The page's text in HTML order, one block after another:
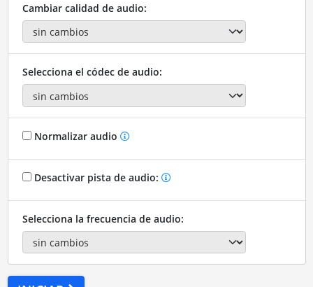
Cambiar calidad de audio:
Selecciona el códec de audio:
Normalizar audio
Desactivar pista de audio:
Selecciona la frecuencia de audio: